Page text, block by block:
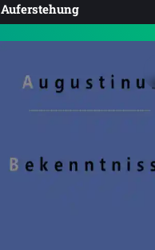
Auferstehung